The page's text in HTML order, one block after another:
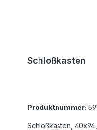
Schloßkasten
Produktnummer:
Schloßkasten,